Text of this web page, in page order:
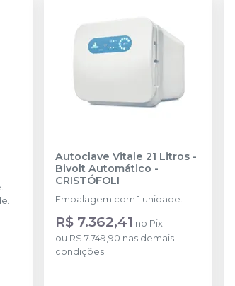
Autoclave Vitale 21 Litros -
Bivolt Automático -
CRISTÓFOLI
Embalagem com 1 unidade.
R$ 7.362,41 no Pix
ou R$ 7.749,90 nas demais
condições